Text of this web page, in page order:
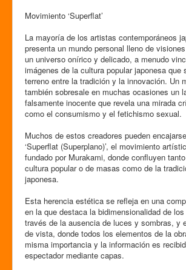
Movimiento ‘Superflat’
La mayoría de los artistas contemporáneos
presenta un mundo personal lleno de
un universo onírico y delicado, a menudo
imágenes de la cultura popular japonesa que
terreno entre la tradición y la innovación. Un
también sobresale en muchas ocasiones un
falsamente inocente que revela una mirada
como el consumismo y el fetichismo sexual.
Muchos de estos creadores pueden
‘Superflat (Superplano)’, el movimiento
fundado por Murakami, donde confluyen
cultura popular o de masas como de la
japonesa.
Esta herencia estética se refleja en una
en la que destaca la bidimensionalidad de
través de la ausencia de luces y sombras, y
de vista, donde todos los elementos de la
misma importancia y la información es
espectador mediante capas.